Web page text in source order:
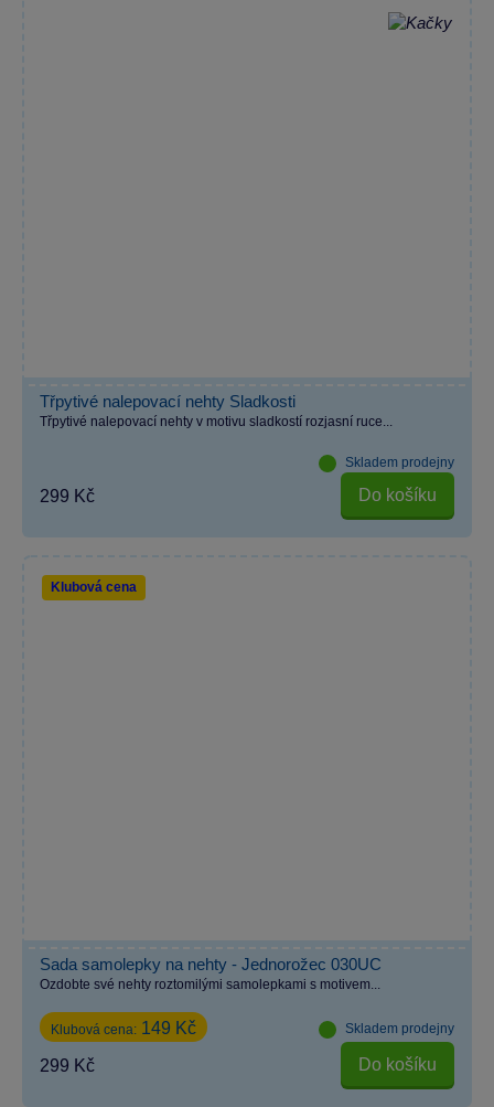
Třpytivé nalepovací nehty Sladkosti
Třpytivé nalepovací nehty v motivu sladkostí rozjasní ruce...
Skladem prodejny
299 Kč Do košíku
Klubová cena
Sada samolepky na nehty - Jednorožec 030UC
Ozdobte své nehty roztomilými samolepkami s motivem...
Klubová cena: 149 Kč Skladem prodejny
299 Kč Do košíku